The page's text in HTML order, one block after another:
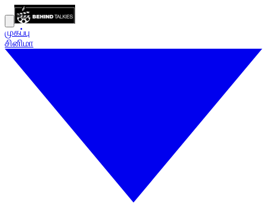
முகப்பு
சினிமா